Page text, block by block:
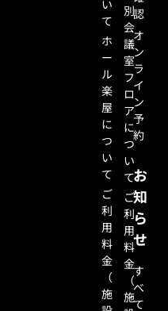
い
て
ホ
ー
ル
楽
屋
に
つ
い
て
ご
利
用
料
金
（
施
別
会
議
室
フ
ロ
ア
に
つ
い
て
ご
利
用
料
金
（
施
認
オ
ン
ラ
イ
ン
予
約
お
知
ら
せ
す
べ
て